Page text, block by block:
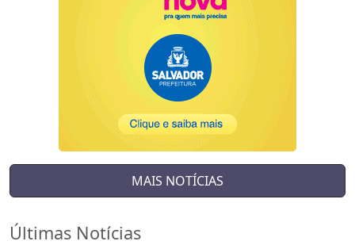
MAIS NOTÍCIAS
Últimas Notícias